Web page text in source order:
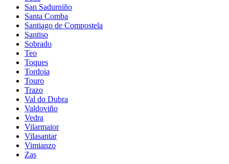
San Sadurniño
Santa Comba
Santiago de Compostela
Santiso
Sobrado
Teo
Toques
Tordoia
Touro
Trazo
Val do Dubra
Valdoviño
Vedra
Vilarmaior
Vilasantar
Vimianzo
Zas